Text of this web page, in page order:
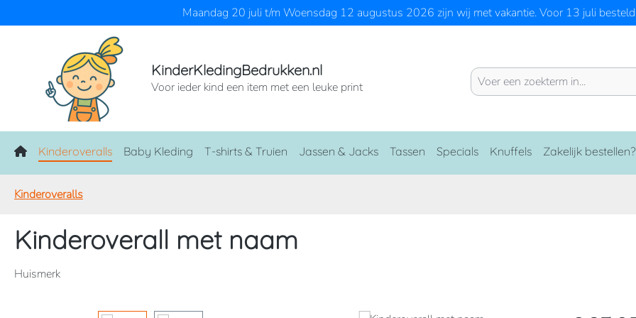
Maandag 20 juli t/m Woensdag 12 augustus 2026 zijn wij met vakantie. Voor 13 juli
KinderKledingBedrukken.nl
Voor ieder kind een item met een leuke print
Home
Kinderoveralls Baby Kleding T-shirts & Truien Jassen & Jacks Tassen Specials Knuffels Zakelijk bestellen?
Kinderoveralls
Kinderoverall met naam
Huismerk